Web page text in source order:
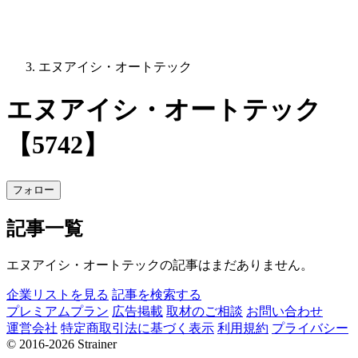
エヌアイシ・オートテック
エヌアイシ・オートテック
【5742】
フォロー
記事一覧
エヌアイシ・オートテックの記事はまだありません。
企業リストを見る 記事を検索する
プレミアムプラン 広告掲載 取材のご相談 お問い合わせ
運営会社 特定商取引法に基づく表示 利用規約 プライバシー
© 2016-2026 Strainer